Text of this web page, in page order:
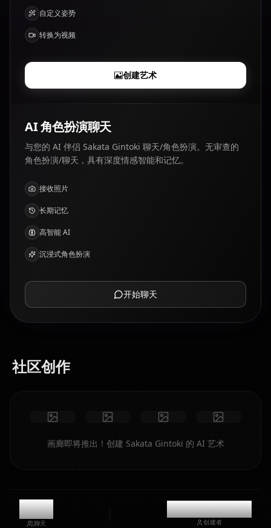
自定义姿势
转换为视频
创建艺术
AI 角色扮演聊天
与您的 AI 伴侣 Sakata Gintoki 聊天/角色扮演。无审查的
角色扮演/聊天，具有深度情感智能和记忆。
接收照片
长期记忆
高智能 AI
沉浸式角色扮演
开始聊天
社区创作
画廊即将推出！创建 Sakata Gintoki 的 AI 艺术
0
聊天
@casualwaifus
创建者